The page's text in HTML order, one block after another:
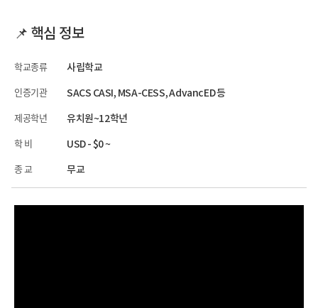
📌 핵심 정보
학교종류 사립학교
인증기관 SACS CASI, MSA-CESS, AdvancED 등
제공학년 유치원~12학년
학 비 USD - $0 ~
종 교 무교